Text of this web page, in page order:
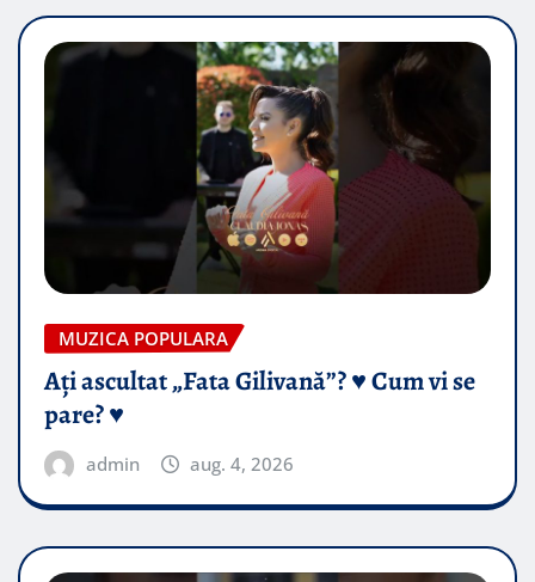
MUZICA POPULARA
Ați ascultat „Fata Gilivană”? ♥️ Cum vi se
pare? ♥️
admin aug. 4, 2026